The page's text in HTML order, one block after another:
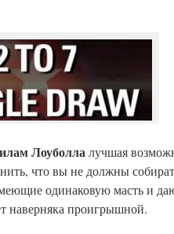
Лоуболлалучшая
что вы не должны
одинаковую масть и
наверняка проигрышной.